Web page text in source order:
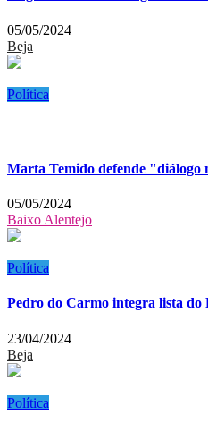
05/05/2024
Beja
Política
Marta Temido defende
05/05/2024
Baixo Alentejo
Política
Pedro do Carmo integra lista do
23/04/2024
Beja
Política